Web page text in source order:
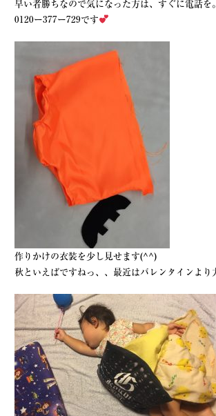
早い者勝ちなので気になった方は、すぐに電話を。
0120ー377ー729です
作りかけの衣装を少し見せます(^^)
秋といえばですねっ、、最近はバレンタインより